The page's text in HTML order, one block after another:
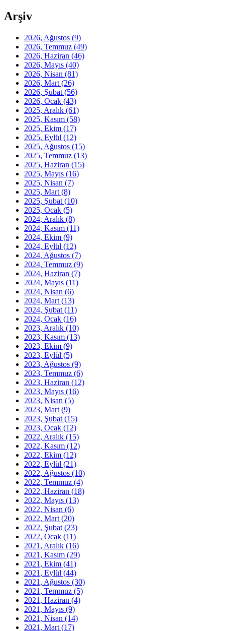
Arşiv
2026, Ağustos (9)
2026, Temmuz (49)
2026, Haziran (46)
2026, Mayıs (40)
2026, Nisan (81)
2026, Mart (26)
2026, Şubat (56)
2026, Ocak (43)
2025, Aralık (61)
2025, Kasım (58)
2025, Ekim (17)
2025, Eylül (12)
2025, Ağustos (15)
2025, Temmuz (13)
2025, Haziran (15)
2025, Mayıs (16)
2025, Nisan (7)
2025, Mart (8)
2025, Şubat (10)
2025, Ocak (5)
2024, Aralık (8)
2024, Kasım (11)
2024, Ekim (9)
2024, Eylül (12)
2024, Ağustos (7)
2024, Temmuz (9)
2024, Haziran (7)
2024, Mayıs (11)
2024, Nisan (6)
2024, Mart (13)
2024, Şubat (11)
2024, Ocak (16)
2023, Aralık (10)
2023, Kasım (13)
2023, Ekim (9)
2023, Eylül (5)
2023, Ağustos (9)
2023, Temmuz (6)
2023, Haziran (12)
2023, Mayıs (16)
2023, Nisan (5)
2023, Mart (9)
2023, Şubat (15)
2023, Ocak (12)
2022, Aralık (15)
2022, Kasım (12)
2022, Ekim (12)
2022, Eylül (21)
2022, Ağustos (10)
2022, Temmuz (4)
2022, Haziran (18)
2022, Mayıs (13)
2022, Nisan (6)
2022, Mart (20)
2022, Şubat (23)
2022, Ocak (11)
2021, Aralık (16)
2021, Kasım (29)
2021, Ekim (41)
2021, Eylül (44)
2021, Ağustos (30)
2021, Temmuz (5)
2021, Haziran (4)
2021, Mayıs (9)
2021, Nisan (14)
2021, Mart (17)